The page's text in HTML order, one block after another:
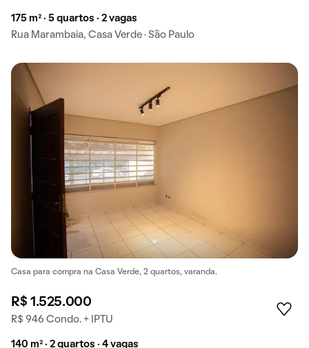
175 m² · 5 quartos · 2 vagas
Rua Marambaia, Casa Verde · São Paulo
Casa para compra na Casa Verde, 2 quartos, varanda.
R$ 1.525.000
R$ 946 Condo. + IPTU
140 m² · 2 quartos · 4 vagas